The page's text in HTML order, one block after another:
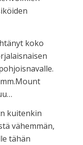
koko
kuitenkin
vähemmän,
tähän